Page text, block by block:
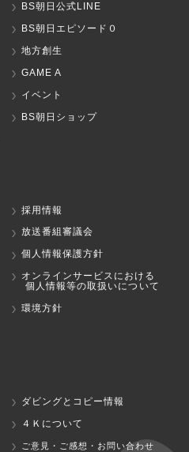
BS朝日公式LINE
BS朝日エピソード０
地方創生
GAME A
イベント
BS朝日ショップ
採用情報
放送番組審議会
個人情報保護方針
オンラインサービスにおける
個人情報等の取扱いについて
環境方針
ダビングとコピー情報
４Ｋについて
ご意見・ご感想・お問い合わせ